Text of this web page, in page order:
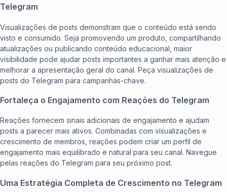
Telegram
Visualizações de posts demonstram que o conteúdo está sendo
visto e consumido. Seja promovendo um produto, compartilhando
atualizações ou publicando conteúdo educacional, maior
visibilidade pode ajudar posts importantes a ganhar mais atenção e
melhorar a apresentação geral do canal. Peça visualizações de
posts do Telegram para campanhas-chave.
Fortaleça o Engajamento com Reações do Telegram
Reações fornecem sinais adicionais de engajamento e ajudam
posts a parecer mais ativos. Combinadas com visualizações e
crescimento de membros, reações podem criar um perfil de
engajamento mais equilibrado e natural para seu canal. Navegue
pelas reações do Telegram para seu próximo post.
Uma Estratégia Completa de Crescimento no Telegram